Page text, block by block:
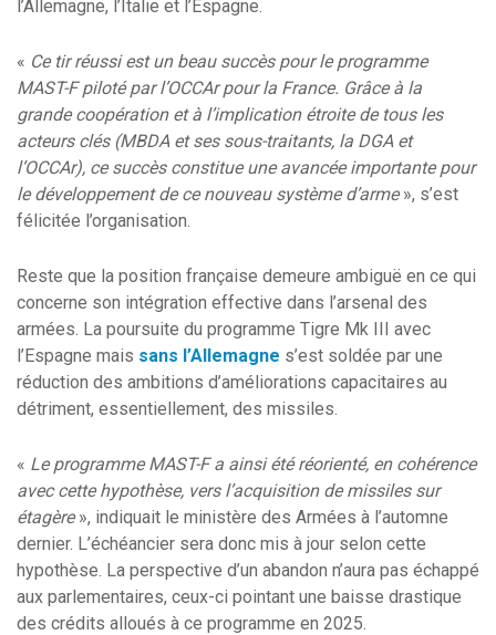
l’Allemagne, l’Italie et l’Espagne.
« Ce tir réussi est un beau succès pour le programme
MAST-F piloté par l’OCCAr pour la France. Grâce à la
grande coopération et à l’implication étroite de tous les
acteurs clés (MBDA et ses sous-traitants, la DGA et
l’OCCAr), ce succès constitue une avancée importante pour
le développement de ce nouveau système d’arme», s’est
félicitée l’organisation.
Reste que la position française demeure ambiguë en ce qui
concerne son intégration effective dans l’arsenal des
armées. La poursuite du programme Tigre Mk III avec
l’Espagne mais sans l’Allemagne s’est soldée par une
réduction des ambitions d’améliorations capacitaires au
détriment, essentiellement, des missiles.
« Le programme MAST-F a ainsi été réorienté, en cohérence
avec cette hypothèse, vers l’acquisition de missiles sur
étagère», indiquait le ministère des Armées à l’automne
dernier. L’échéancier sera donc mis à jour selon cette
hypothèse. La perspective d’un abandon n’aura pas échappé
aux parlementaires, ceux-ci pointant une baisse drastique
des crédits alloués à ce programme en 2025.